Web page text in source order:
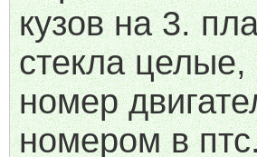
кузов на 3.
стекла
номер
номером в